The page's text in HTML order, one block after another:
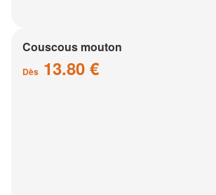
Couscous mouton
Dès 13.80 €